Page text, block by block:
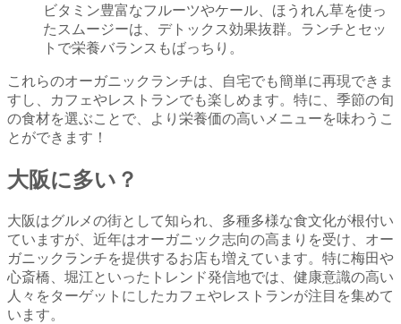
ビタミン豊富なフルーツやケール、ほうれん草を使っ
たスムージーは、デトックス効果抜群。ランチとセッ
トで栄養バランスもばっちり。
これらのオーガニックランチは、自宅でも簡単に再現できま
すし、カフェやレストランでも楽しめます。特に、季節の旬
の食材を選ぶことで、より栄養価の高いメニューを味わうこ
とができます！
大阪に多い？
大阪はグルメの街として知られ、多種多様な食文化が根付い
ていますが、近年はオーガニック志向の高まりを受け、オー
ガニックランチを提供するお店も増えています。特に梅田や
心斎橋、堀江といったトレンド発信地では、健康意識の高い
人々をターゲットにしたカフェやレストランが注目を集めて
います。